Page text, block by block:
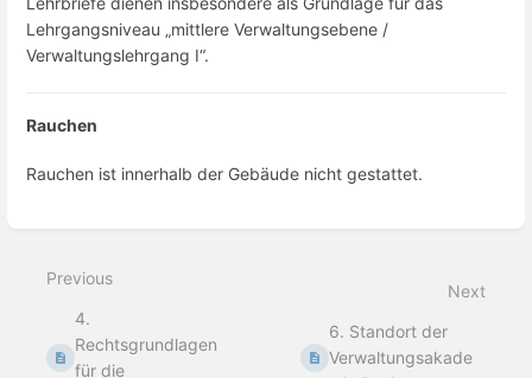
Lehrgangsniveau „mittlere Verwaltungsebene /
Verwaltungslehrgang I“.
Rauchen
Rauchen ist innerhalb der Gebäude nicht gestattet.
mode
Previous
4.
Rechtsgrundlagen
für die
Next
6. Standort der
Verwaltungsakade